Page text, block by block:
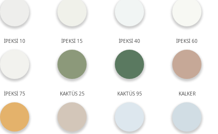
İPEKSİ 10 İPEKSİ 15 İPEKSİ 40 İPEKSİ 60
İPEKSİ 75 KAKTÜS 25 KAKTÜS 95 KALKER